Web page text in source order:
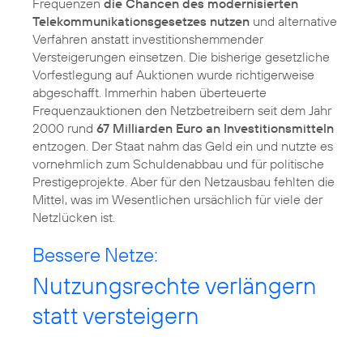
Telekommunikationsgesetzes nutzen und alternative
Verfahren anstatt investitionshemmender
Versteigerungen einsetzen. Die bisherige gesetzliche
Vorfestlegung auf Auktionen wurde richtigerweise
abgeschafft. Immerhin haben überteuerte
Frequenzauktionen den Netzbetreibern seit dem Jahr
2000 rund 67 Milliarden Euro an Investitionsmitteln
entzogen. Der Staat nahm das Geld ein und nutzte es
vornehmlich zum Schuldenabbau und für politische
Prestigeprojekte. Aber für den Netzausbau fehlten die
Mittel, was im Wesentlichen ursächlich für viele der
Netzlücken ist.
Bessere Netze:
Nutzungsrechte verlängern
statt versteigern